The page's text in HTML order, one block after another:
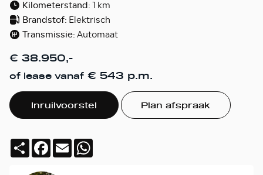
Kilometerstand:1 km
Brandstof: Elektrisch
Transmissie:Automaat
€ 38.950,-
of lease vanaf € 543 p.m.
Inruilvoorstel Plan afspraak
DeelFacebook
Email